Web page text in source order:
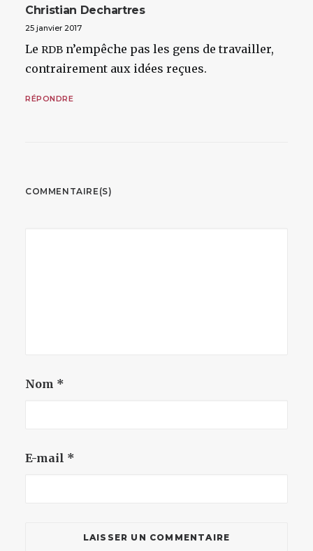
Christian Dechartres
25 janvier 2017
Le RDB n’empêche pas les gens de travailler,
contrairement aux idées reçues.
RÉPONDRE
COMMENTAIRE(S)
Nom *
E-mail *